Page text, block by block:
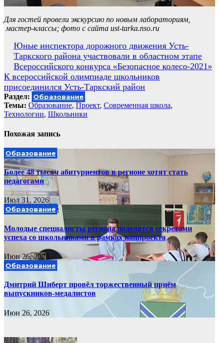
Для гостей провели экскурсию по новым лабораториям,
мастер-классы; фото с сайта ust-tarka.nso.ru
Навигация
по
записям
Юные инспектора дорожного движения Усть-
Таркского района участвовали в областном этапе
Всероссийского конкурса «Безопасное колесо-2021»
К всероссийской олимпиаде школьников
присоединился Усть-Таркский район
Раздел: Образование
Темы: Образование, Проект, Современная школа,
Технологии, Школьники
Похожая запись
Образование
Более 48 тысяч абитуриентов в регионе хотят стать
педагогами
Июл 31, 2026
Образование
Молодые специалисты региона поделятся секретами
успеха со школьниками в рамках нацпроекта
Июн 26, 2026
Образование
Дмитрий Шиберт провёл торжественный приём
выпускников-медалистов
Июн 26, 2026